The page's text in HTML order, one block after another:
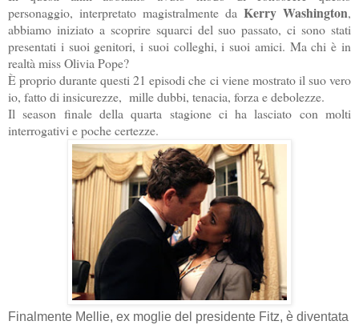
personaggio, interpretato magistralmente da Kerry Washington,
abbiamo iniziato a scoprire squarci del suo passato, ci sono stati
presentati i suoi genitori, i suoi colleghi, i suoi amici. Ma chi è in
realtà miss Olivia Pope?
È proprio durante questi 21 episodi che ci viene mostrato il suo vero
io, fatto di insicurezze, mille dubbi, tenacia, forza e debolezze.
Il season finale della quarta stagione ci ha lasciato con molti
interrogativi e poche certezze.
Finalmente Mellie, ex moglie del presidente Fitz, è diventata